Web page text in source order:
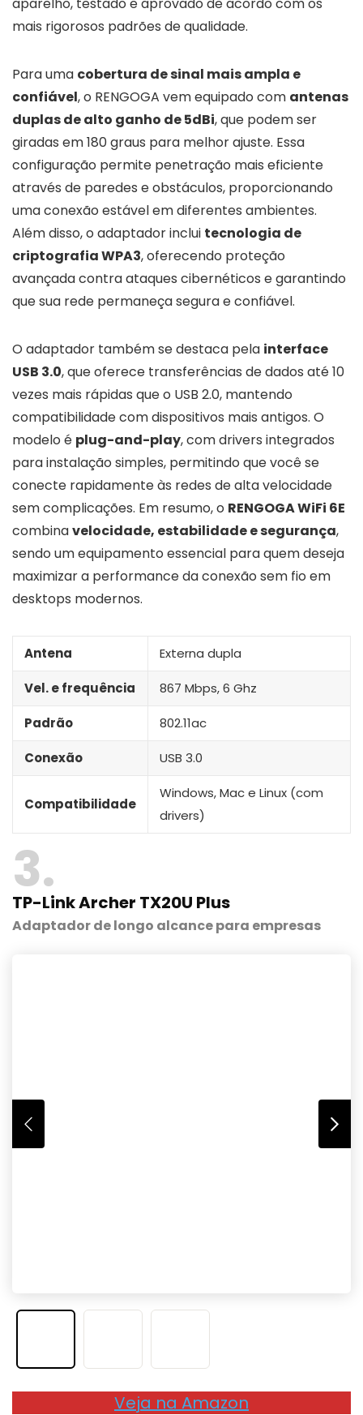
mais rigorosos padrões de qualidade.
Para uma cobertura de sinal mais ampla e
confiável, o RENGOGA vem equipado com antenas
duplas de alto ganho de 5dBi, que podem ser
giradas em 180 graus para melhor ajuste. Essa
configuração permite penetração mais eficiente
através de paredes e obstáculos, proporcionando
uma conexão estável em diferentes ambientes.
Além disso, o adaptador inclui tecnologia de
criptografia WPA3, oferecendo proteção
avançada contra ataques cibernéticos e garantindo
que sua rede permaneça segura e confiável.
O adaptador também se destaca pela interface
USB 3.0, que oferece transferências de dados até 10
vezes mais rápidas que o USB 2.0, mantendo
compatibilidade com dispositivos mais antigos. O
modelo é plug-and-play, com drivers integrados
para instalação simples, permitindo que você se
conecte rapidamente às redes de alta velocidade
sem complicações. Em resumo, o RENGOGA WiFi 6E
combinavelocidade, estabilidade e segurança,
sendo um equipamento essencial para quem deseja
maximizar a performance da conexão sem fio em
desktops modernos.
Antena Externa dupla
Vel. e frequência 867 Mbps, 6 Ghz
Padrão 802.11ac
Conexão USB 3.0
Compatibilidade
Windows, Mac e Linux (com
drivers)
3
TP-Link Archer TX20U Plus
Adaptador de longo alcance para empresas
Veja na Amazon